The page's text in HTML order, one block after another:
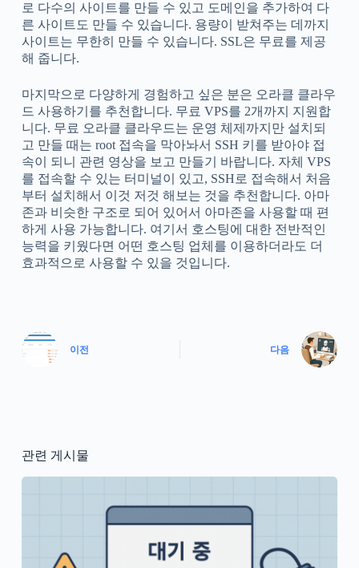
로 다수의 사이트를 만들 수 있고 도메인을 추가하여 다
른 사이트도 만들 수 있습니다. 용량이 받쳐주는 데까지
사이트는 무한히 만들 수 있습니다. SSL은 무료를 제공
해 줍니다.
마지막으로 다양하게 경험하고 싶은 분은 오라클 클라우
드 사용하기를 추천합니다. 무료 VPS를 2개까지 지원합
니다. 무료 오라클 클라우드는 운영 체제까지만 설치되
고 만들 때는 root 접속을 막아놔서 SSH 키를 받아야 접
속이 되니 관련 영상을 보고 만들기 바랍니다. 자체 VPS
를 접속할 수 있는 터미널이 있고, SSH로 접속해서 처음
부터 설치해서 이것 저것 해보는 것을 추천합니다. 아마
존과 비슷한 구조로 되어 있어서 아마존을 사용할 때 편
하게 사용 가능합니다. 여기서 호스팅에 대한 전반적인
능력을 키웠다면 어떤 호스팅 업체를 이용하더라도 더
효과적으로 사용할 수 있을 것입니다.
이전 다음
관련 게시물